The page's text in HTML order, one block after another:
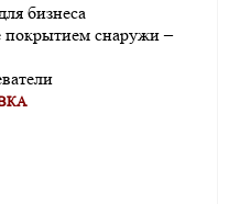
бизнеса
покрытием снаружи –